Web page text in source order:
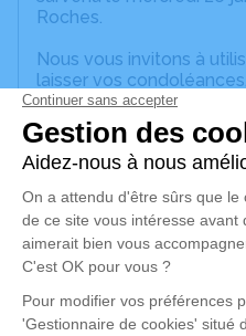
Roches.
Nous vous invitons à
laisser vos
souvenirs, une anecdote
à travers des poèmes
est un lieu d'expression
mémoire de Marguerite
Un service de plantation
disponible ici.